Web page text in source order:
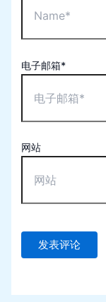
电子邮箱*
网站